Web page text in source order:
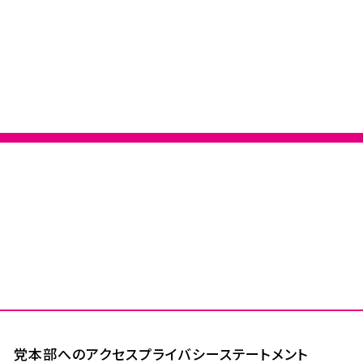
党本部へのアクセスプライバシーステートメント